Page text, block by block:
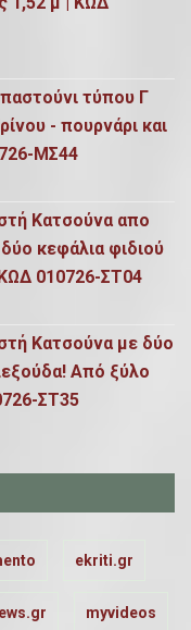
τύπου Γ
- πουρνάρι και
ΜΣ44
Κατσούνα απο
κεφάλια φιδιού
010726-ΣΤ04
Κατσούνα με δύο
Από ξύλο
ΣΤ35
ekriti.gr
myvideos